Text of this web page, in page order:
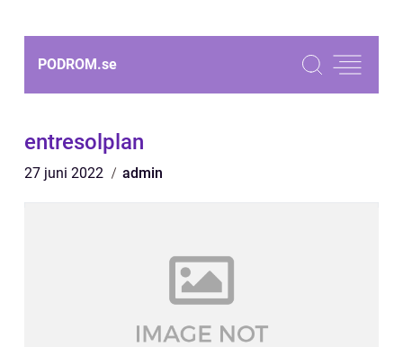
PODROM.se
entresolplan
27 juni 2022 admin